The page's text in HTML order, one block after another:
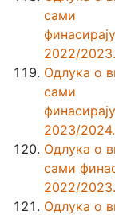
сами
2022/
Одлука о
сами
2023/
Одлука о
сами
2022/
Одлука о